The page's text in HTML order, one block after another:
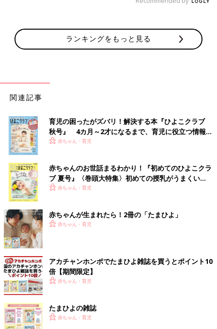
ランキングをもっと見る
関連記事
育児の困ったがズバリ！解決する本『ひよこクラブ
秋号』 4カ月～2才になるまで、育児に役立つ情報が
いっぱい！
赤ちゃん・育児
赤ちゃんのお世話まるわかり！『初めてのひよこクラ
ブ 夏号』〈巻頭大特集〉初めての授乳がうまくい
く！ おっぱい・ミルクの基本と夏のトラブル 解決テ
赤ちゃん・育児
赤ちゃんが生まれたら！2冊の「たまひよ」
赤ちゃん・育児
アカチャンホンポでたまひよ雑誌を買うとポイント10
倍【期間限定】
赤ちゃん・育児
たまひよの雑誌
赤ちゃん・育児